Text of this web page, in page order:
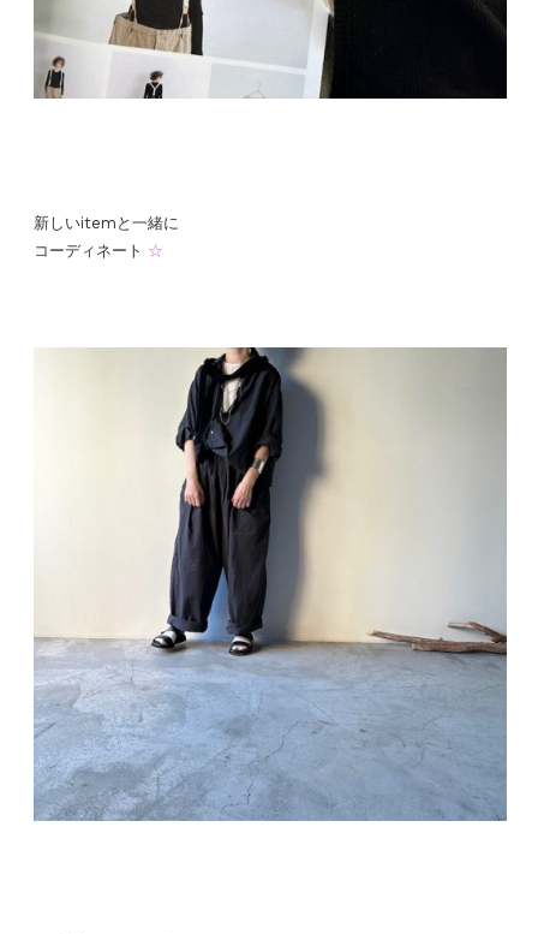
新しいitemと一緒に
コーディネート ☆